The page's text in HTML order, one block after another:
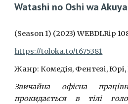
Watashi no Oshi wa
(Season 1) (2023) WEBDLRip
https://toloka.to/t675381
Жанр: Комедія, Фентезі,
Звичайна офісна
прокидається в тілі